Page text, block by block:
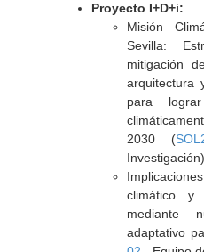
Proyecto I+D+i:
Misión
Sevilla:
mitigación
arquitectura
para
2030 (
Investigación)
climático y
mediante
adaptativo